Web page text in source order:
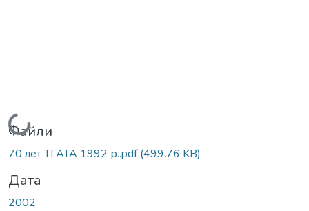
Вантажиться...
Файли
70 лет ТГАТА 1992 р..pdf(499.76 KB)
Дата
2002